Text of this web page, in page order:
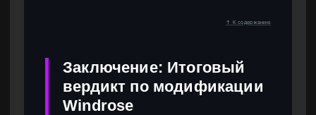
↑ К содержанию
Заключение: Итоговый
вердикт по модификации
Windrose